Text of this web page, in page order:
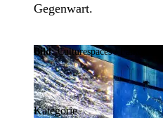
Gegenwart.
Bild:Culturespaces / Falko
Kategorie